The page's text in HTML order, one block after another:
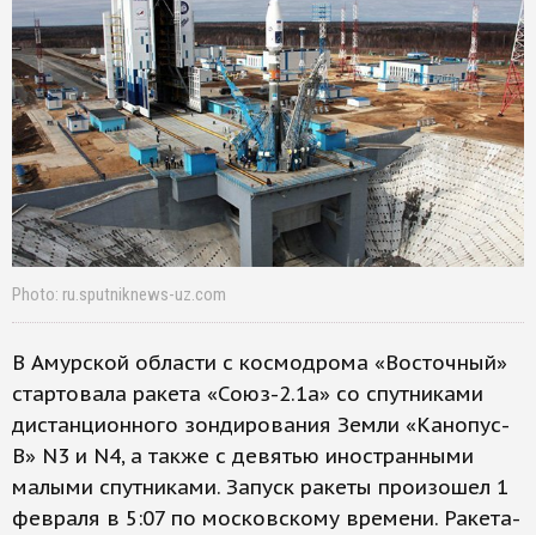
Photo: ru.sputniknews-uz.com
В Амурской области с космодрома «Восточный»
стартовала ракета «Союз-2.1а» со спутниками
дистанционного зондирования Земли «Канопус-
В» N3 и N4, а также с девятью иностранными
малыми спутниками. Запуск ракеты произошел 1
февраля в 5:07 по московскому времени. Ракета-